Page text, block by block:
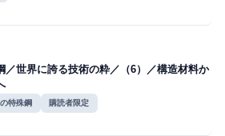
／世界に誇る技術の粋／（6）／構造材料か
特殊鋼 購読者限定